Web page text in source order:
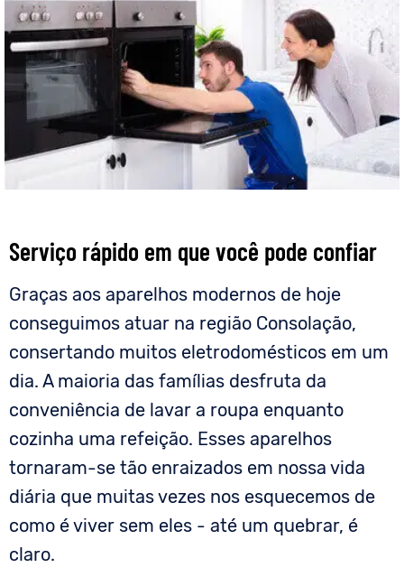
Serviço rápido em que você pode confiar
Graças aos aparelhos modernos de hoje
conseguimos atuar na região Consolação,
consertando muitos eletrodomésticos em um
dia. A maioria das famílias desfruta da
conveniência de lavar a roupa enquanto
cozinha uma refeição. Esses aparelhos
tornaram-se tão enraizados em nossa vida
diária que muitas vezes nos esquecemos de
como é viver sem eles - até um quebrar, é
claro.